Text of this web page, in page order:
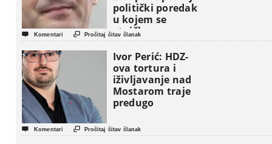
politički poredak
u kojem se
etničke grupe
pojavljuju kao
osnovne
političke jedinice
 Komentari  Pročitaj čitav članak
Ivor Perić: HDZ-
ova tortura i
iživljavanje nad
Mostarom traje
predugo
 Komentari  Pročitaj čitav članak